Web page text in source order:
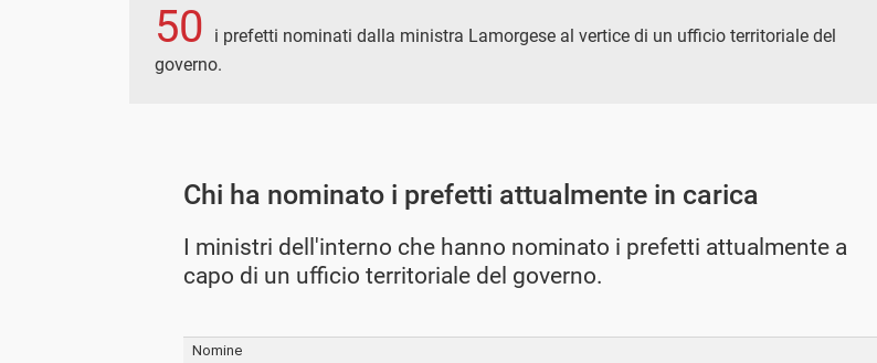
50
i prefetti nominati dalla ministra Lamorgese al vertice di un ufficio territoriale del
governo.
Chi ha nominato i prefetti attualmente in carica
I ministri dell'interno che hanno nominato i prefetti attualmente a
capo di un ufficio territoriale del governo.